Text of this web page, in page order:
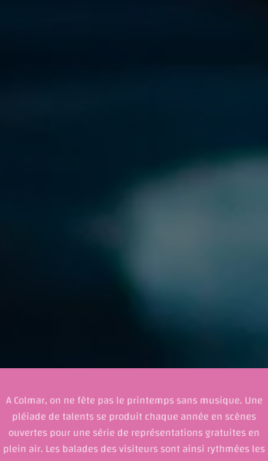
A Colmar, on ne fête pas le printemps sans musique. Une
pléiade de talents se produit chaque année en scènes
ouvertes pour une série de représentations gratuites en
plein air. Les balades des visiteurs sont ainsi rythmées les